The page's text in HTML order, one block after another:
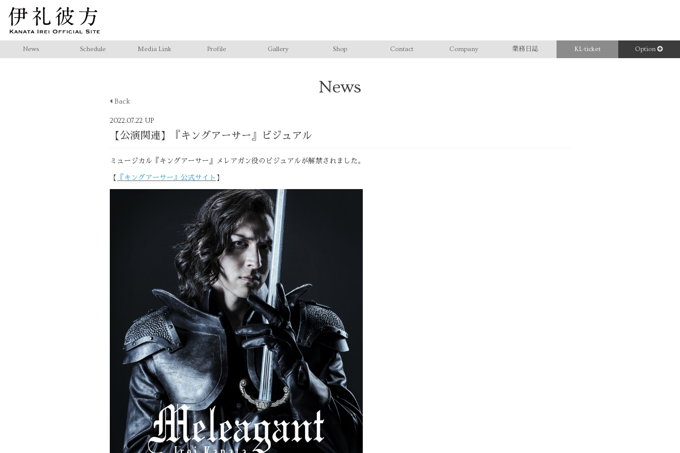
News Schedule Media Link Profile Gallery Shop Contact Company 業務日誌 KL-ticket Option
News
Back
2022.07.22 UP
【公演関連】『キングアーサー』ビジュアル
ミュージカル『キングアーサー』メレアガン役のビジュアルが解禁されました。
【 『キングアーサー』公式サイト 】